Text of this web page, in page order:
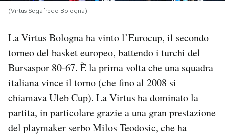
SHOP
CALENDARIO
AREA PERSONALE
(Virtus Segafredo Bologna)
La Virtus Bologna ha vinto l’Eurocup, il secondo
torneo del basket europeo, battendo i turchi del
Bursaspor 80-67. È la prima volta che una squadra
italiana vince il torno (che fino al 2008 si
chiamava Uleb Cup). La Virtus ha dominato la
partita, in particolare grazie a una gran prestazione
del playmaker serbo Milos Teodosic, che ha